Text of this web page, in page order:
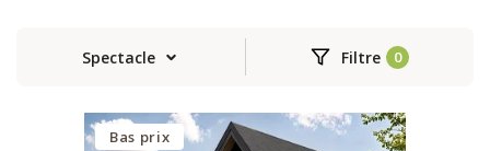
Spectacle Filtre
Bas prix